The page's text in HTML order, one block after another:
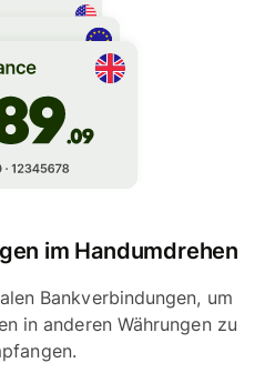
im Handumdrehen
Bankverbindungen, um
in anderen Währungen zu